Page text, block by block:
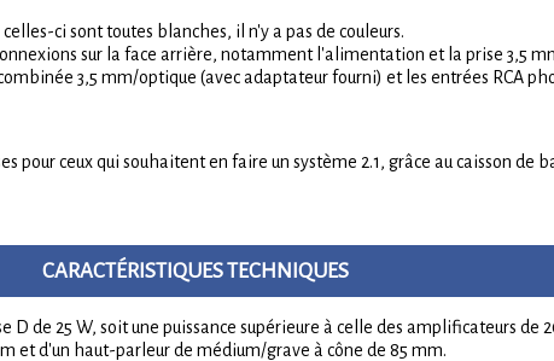
ci sont toutes blanches, il n'y a pas de couleurs.
sur la face arrière, notamment l'alimentation et la prise 3,5
3,5 mm/optique (avec adaptateur fourni) et les entrées RCA
pour ceux qui souhaitent en faire un système 2.1, grâce au caisson de
CARACTÉRISTIQUES TECHNIQUES
D de 25 W, soit une puissance supérieure à celle des amplificateurs de
et d'un haut-parleur de médium/grave à cône de 85 mm.